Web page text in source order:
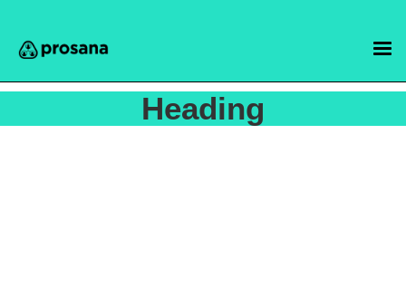
Heading